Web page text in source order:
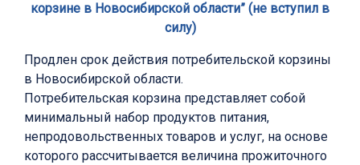
корзине в Новосибирской области” (не вступил в
силу)
Продлен срок действия потребительской корзины
в Новосибирской области.
Потребительская корзина представляет собой
минимальный набор продуктов питания,
непродовольственных товаров и услуг, на основе
которого рассчитывается величина прожиточного